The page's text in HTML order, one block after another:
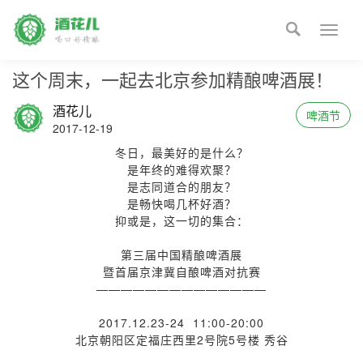
Toggle

这个周末，一起去北京参加精酿啤酒展！
酒花儿
2017-12-19
啤酒节
冬日，最美好的是什么？
是年终的难得欢聚？
是志同道合的朋友？
是畅快喝几杯好酒？
抑或是，这一切的集合：
第三届中国精酿啤酒展
暨首届京津冀自酿啤酒对抗赛
——————————————
2017.12.23-24 11:00-20:00
北京朝阳区定福庄西里2号院5号楼 秀谷